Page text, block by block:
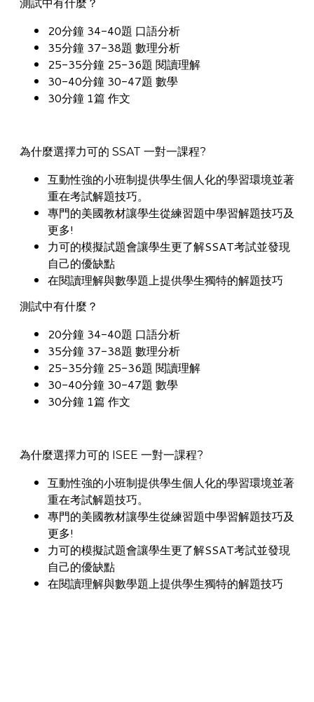
測試中有什麼？
20分鐘 34-40題 口語分析
35分鐘 37-38題 數理分析
25-35分鐘 25-36題 閱讀理解
30-40分鐘 30-47題 數學
30分鐘 1篇 作文
為什麼選擇力可的 SSAT 一對一課程?
互動性強的小班制提供學生個人化的學習環境並著
重在考試解題技巧。
專門的美國教材讓學生從練習題中學習解題技巧及
更多!
力可的模擬試題會讓學生更了解SSAT考試並發現
自己的優缺點
在閱讀理解與數學題上提供學生獨特的解題技巧
測試中有什麼？
20分鐘 34-40題 口語分析
35分鐘 37-38題 數理分析
25-35分鐘 25-36題 閱讀理解
30-40分鐘 30-47題 數學
30分鐘 1篇 作文
為什麼選擇力可的 ISEE 一對一課程?
互動性強的小班制提供學生個人化的學習環境並著
重在考試解題技巧。
專門的美國教材讓學生從練習題中學習解題技巧及
更多!
力可的模擬試題會讓學生更了解SSAT考試並發現
自己的優缺點
在閱讀理解與數學題上提供學生獨特的解題技巧